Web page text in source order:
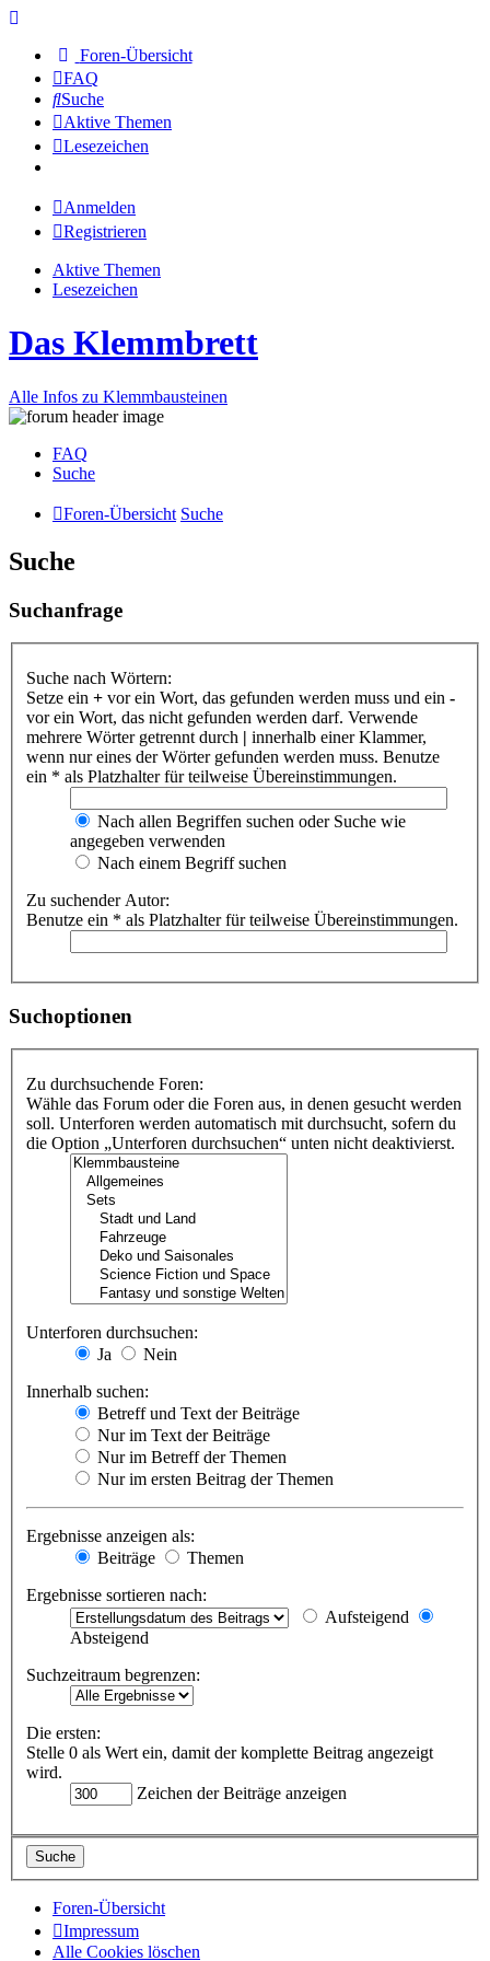
Foren-Übersicht
FAQ
Suche
Aktive Themen
Lesezeichen
Anmelden
Registrieren
Aktive Themen
Lesezeichen
Das Klemmbrett
Alle Infos zu Klemmbausteinen
FAQ
Suche
Foren-Übersicht Suche
Suche
Suchanfrage
Suche nach Wörtern:
Setze ein + vor ein Wort, das gefunden werden muss und ein -
vor ein Wort, das nicht gefunden werden darf. Verwende
mehrere Wörter getrennt durch | innerhalb einer Klammer,
wenn nur eines der Wörter gefunden werden muss. Benutze
ein * als Platzhalter für teilweise Übereinstimmungen.
Nach allen Begriffen suchen oder Suche wie
angegeben verwenden
Nach einem Begriff suchen
Zu suchender Autor:
Benutze ein * als Platzhalter für teilweise Übereinstimmungen.
Suchoptionen
Zu durchsuchende Foren:
Wähle das Forum oder die Foren aus, in denen gesucht werden
soll. Unterforen werden automatisch mit durchsucht, sofern du
die Option „Unterforen durchsuchen“ unten nicht deaktivierst.
Unterforen durchsuchen:
Ja
Nein
Innerhalb suchen:
Betreff und Text der Beiträge
Nur im Text der Beiträge
Nur im Betreff der Themen
Nur im ersten Beitrag der Themen
Ergebnisse anzeigen als:
Beiträge
Themen
Ergebnisse sortieren nach:
Aufsteigend
Absteigend
Suchzeitraum begrenzen:
Die ersten:
Stelle 0 als Wert ein, damit der komplette Beitrag angezeigt
wird.
Zeichen der Beiträge anzeigen
Foren-Übersicht
Impressum
Alle Cookies löschen